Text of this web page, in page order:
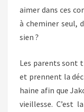
aimer dans ces
à cheminer seul,
sien ?
Les parents sont
et prennent la
haine afin que
vieillesse. C’est